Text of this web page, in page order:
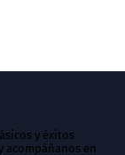
y éxitos
acompáñanos en